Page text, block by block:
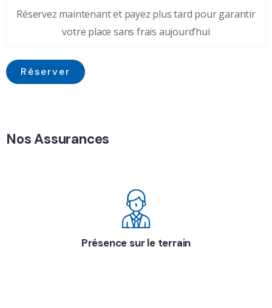
Réservez maintenant et payez plus tard pour garantir
votre place sans frais aujourd’hui
Réserver
Nos Assurances
Présence sur le terrain